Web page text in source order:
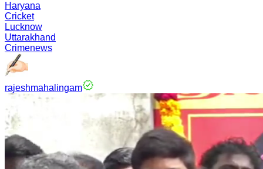
Haryana
Cricket
Lucknow
Uttarakhand
Crimenews
rajeshmahalingam